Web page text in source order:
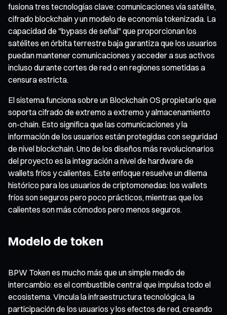
fusiona tres tecnologías clave: comunicaciones vía satélite,
cifrado blockchain y un modelo de economía tokenizada. La
capacidad de "bypass de señal" que proporcionan los
satélites en órbita terrestre baja garantiza que los usuarios
puedan mantener comunicaciones y acceder a sus activos
incluso durante cortes de red o en regiones sometidas a
censura estricta.
El sistema funciona sobre un Blockchain OS propietario que
soporta cifrado de extremo a extremo y almacenamiento
on-chain. Esto significa que las comunicaciones y la
información de los usuarios están protegidas con seguridad
de nivel blockchain. Uno de los diseños más revolucionarios
del proyecto es la integración a nivel de hardware de
wallets fríos y calientes. Este enfoque resuelve un dilema
histórico para los usuarios de criptomonedas: los wallets
fríos son seguros pero poco prácticos, mientras que los
calientes son más cómodos pero menos seguros.
Modelo de token
BPW Token es mucho más que un simple medio de
intercambio: es el combustible central que impulsa todo el
ecosistema. Vincula la infraestructura tecnológica, la
participación de los usuarios y los efectos de red, creando